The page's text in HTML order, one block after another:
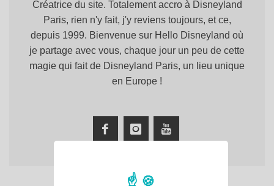
Créatrice du site. Totalement accro à Disneyland
Paris, rien n'y fait, j'y reviens toujours, et ce,
depuis 1999. Bienvenue sur Hello Disneyland où
je partage avec vous, chaque jour un peu de cette
magie qui fait de Disneyland Paris, un lieu unique
en Europe !